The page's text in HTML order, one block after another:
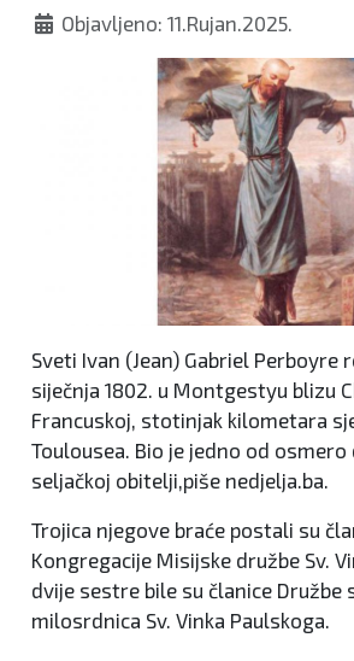
Objavljeno: 11.Rujan.2025.
Sveti Ivan (Jean) Gabriel Perboyre
siječnja 1802. u Montgestyu blizu
Francuskoj, stotinjak kilometara
Toulousea. Bio je jedno od osmero
seljačkoj obitelji,piše nedjelja.ba.
Trojica njegove braće postali su
Kongregacije Misijske družbe Sv.
dvije sestre bile su članice Družbe
milosrdnica Sv. Vinka Paulskoga.